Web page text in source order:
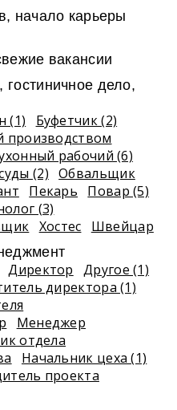
начало карьеры
вакансии
дело,
(1)
Буфетчик (2)
рабочий (6)
(2) Обвальщик
Пекарь
Повар (5)
(3)
Хостес Швейцар
Директор
Другое (1)
директора (1)
Менеджер
отдела
Начальник цеха (1)
проекта